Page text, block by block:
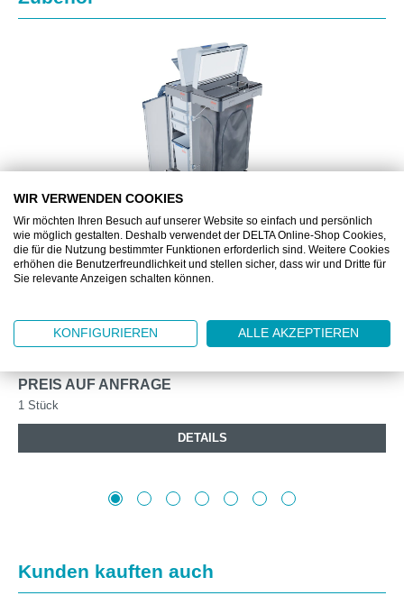
VIL29791
ORIGO 2 AX WAGEN DIENSTLEISTUNGSGEWERBE,
Kompakter Reinigungswagen
PREIS AUF ANFRAGE
1 Stück
DETAILS
Produktgalerie überspringen
Kunden kauften auch
WIR VERWENDEN COOKIES
Wir möchten Ihren Besuch auf unserer Website so einfach und persönlich
wie möglich gestalten. Deshalb verwendet der DELTA Online-Shop Cookies,
die für die Nutzung bestimmter Funktionen erforderlich sind. Weitere Cookies
erhöhen die Benutzerfreundlichkeit und stellen sicher, dass wir und Dritte für
Sie relevante Anzeigen schalten können.
KONFIGURIEREN ALLE AKZEPTIEREN